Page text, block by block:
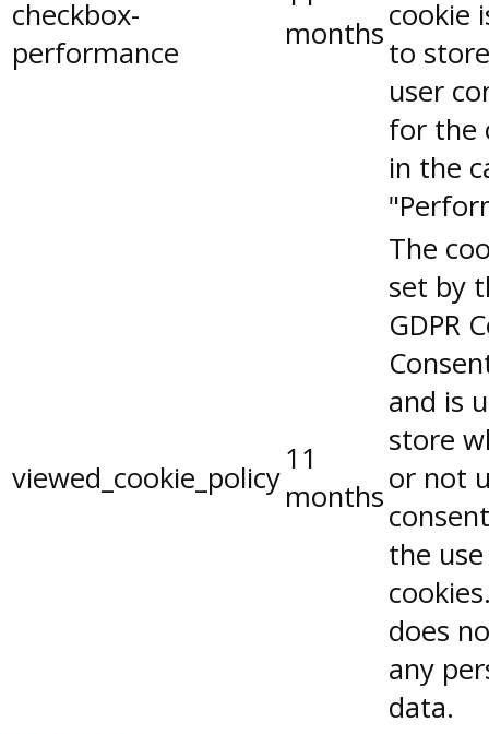
checkbox-
performance
monthscookie
to
user
for the
in the
viewed_cookie_policy
11
months
The
set by
GDPR
and is
store
or not
the
does
any
data.